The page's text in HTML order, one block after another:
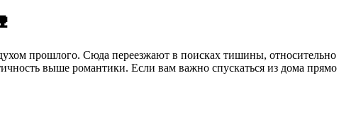
прошлого. Сюда переезжают в поисках тишины, относительно
выше романтики. Если вам важно спускаться из дома прямо